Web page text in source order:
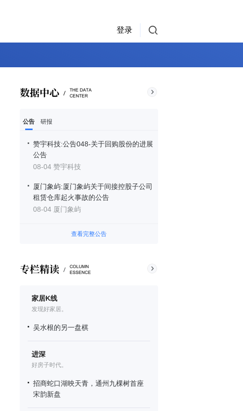
登录
公告 研报
赞宇科技:公告048-关于回购股份的进展
公告
08-04 赞宇科技
厦门象屿:厦门象屿关于间接控股子公司
租赁仓库起火事故的公告
08-04 厦门象屿
查看完整公告
家居K线
发现好家居。
吴水根的另一盘棋
进深
好房子时代。
招商蛇口湖映天青，通州九棵树首座
宋韵新盘